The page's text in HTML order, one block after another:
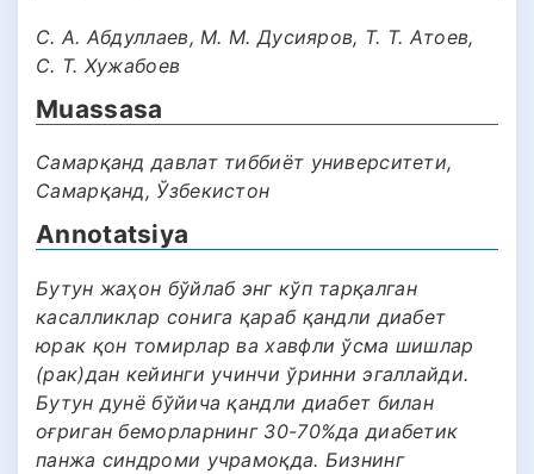
С. А. Абдуллаев, М. М. Дусияров, Т. Т. Атоев,
С. Т. Хужабоев
Muassasa
Самарқанд давлат тиббиёт университети,
Самарқанд, Ўзбекистон
Annotatsiya
Бутун жаҳон бўйлаб энг кўп тарқалган
касалликлар сонига қараб қандли диабет
юрак қон томирлар ва хавфли ўсма шишлар
(рак)дан кейинги учинчи ўринни эгаллайди.
Бутун дунё бўйича қандли диабет билан
оғриган беморларнинг 30-70%да диабетик
панжа синдроми учрамоқда. Бизнинг